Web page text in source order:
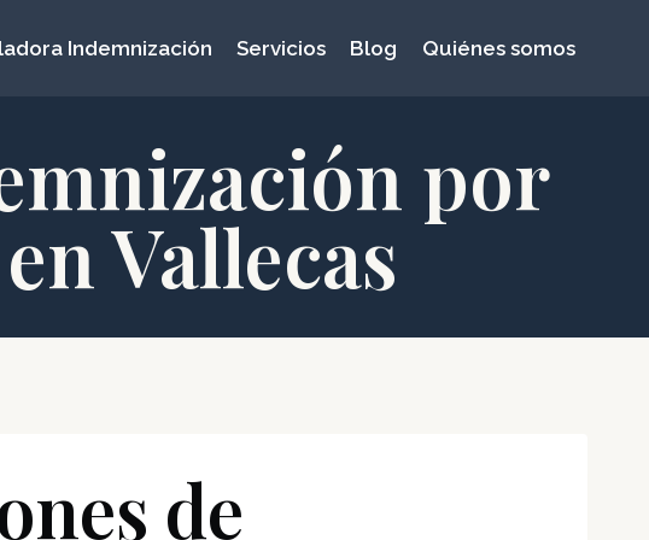
Indemnización Servicios Blog Quiénes somos
por
Vallecas
de